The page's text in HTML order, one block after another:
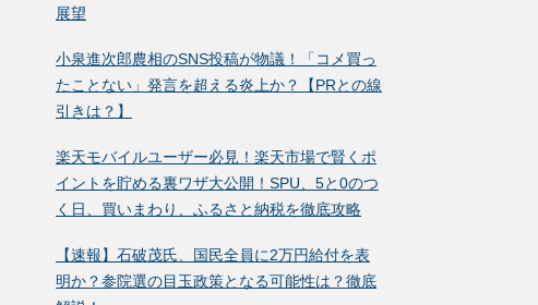
展望
小泉進次郎農相のSNS投稿が物議！「コメ買っ
たことない」発言を超える炎上か？【PRとの線
引きは？】
楽天モバイルユーザー必見！楽天市場で賢くポ
イントを貯める裏ワザ大公開！SPU、5と0のつ
く日、買いまわり、ふるさと納税を徹底攻略
【速報】石破茂氏、国民全員に2万円給付を表
明か？参院選の目玉政策となる可能性は？徹底